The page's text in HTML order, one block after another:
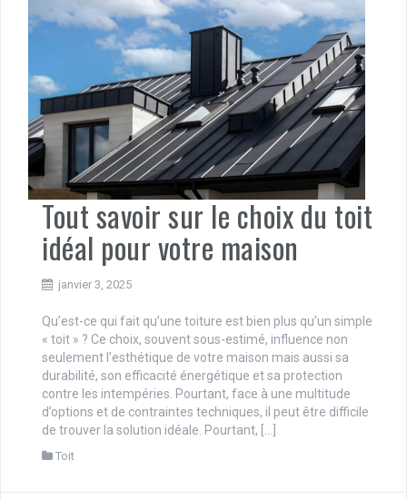
Tout savoir sur le choix du toit
idéal pour votre maison
janvier 3, 2025
Qu’est-ce qui fait qu’une toiture est bien plus qu’un simple
« toit » ? Ce choix, souvent sous-estimé, influence non
seulement l’esthétique de votre maison mais aussi sa
durabilité, son efficacité énergétique et sa protection
contre les intempéries. Pourtant, face à une multitude
d’options et de contraintes techniques, il peut être difficile
de trouver la solution idéale. Pourtant, […]
Toit